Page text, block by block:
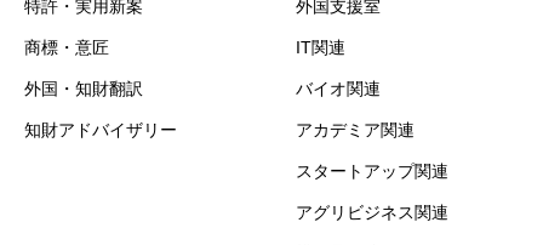
特許・実用新案
商標・意匠
外国・知財翻訳
知財アドバイザリー
外国支援室
IT関連
バイオ関連
アカデミア関連
スタートアップ関連
アグリビジネス関連